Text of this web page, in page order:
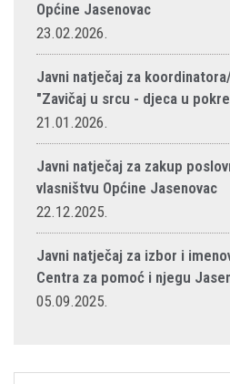
Općine Jasenovac
23.02.2026.
Javni natječaj za
"Zavičaj u srcu - djeca u
21.01.2026.
Javni natječaj za zakup
vlasništvu Općine Jasenovac
22.12.2025.
Javni natječaj za izbor i
Centra za pomoć i njegu
05.09.2025.